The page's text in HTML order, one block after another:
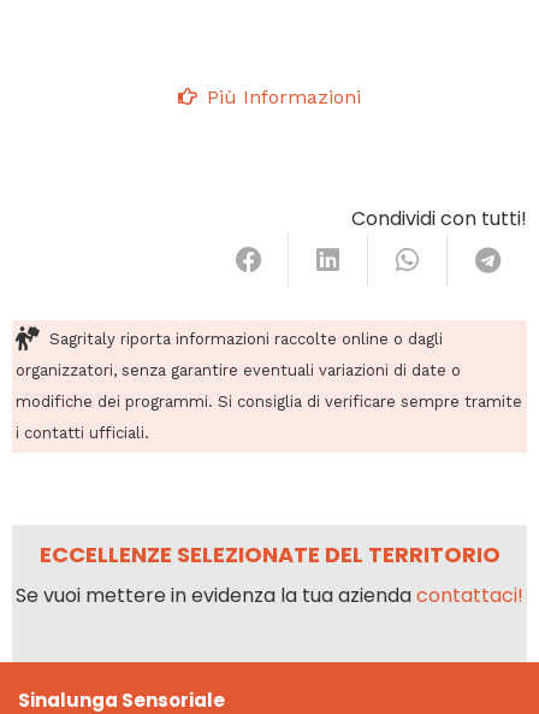
Più Informazioni
Condividi con tutti!
Sagritaly riporta informazioni raccolte online o dagli
organizzatori, senza garantire eventuali variazioni di date o
modifiche dei programmi. Si consiglia di verificare sempre tramite
i contatti ufficiali.
ECCELLENZE SELEZIONATE DEL TERRITORIO
Se vuoi mettere in evidenza la tua aziendacontattaci!
Sinalunga Sensoriale